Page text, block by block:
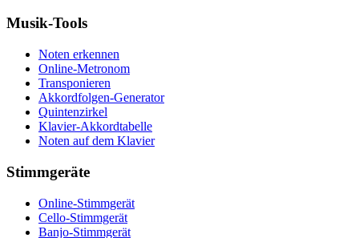
Musik-Tools
Noten erkennen
Online-Metronom
Transponieren
Akkordfolgen-Generator
Quintenzirkel
Klavier-Akkordtabelle
Noten auf dem Klavier
Stimmgeräte
Online-Stimmgerät
Cello-Stimmgerät
Banjo-Stimmgerät